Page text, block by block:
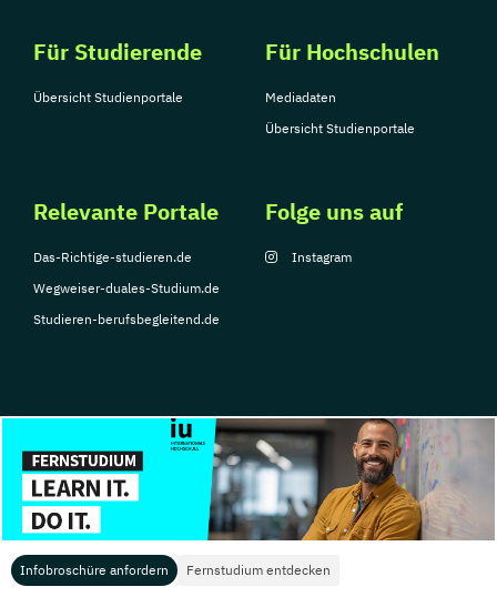
Infobroschüre anfordern Fernstudium entdecken
Für Studierende
Übersicht Studienportale
Für Hochschulen
Mediadaten
Übersicht Studienportale
Relevante Portale
Das-Richtige-studieren.de
Wegweiser-duales-Studium.de
Studieren-berufsbegleitend.de
Folge uns auf
Instagram
© Copyright 2026, TarGroup Media GmbH
Impressum
Datenschutzerklärung Nutzungsbedingungen